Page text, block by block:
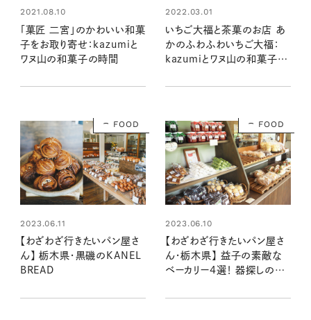
2021.08.10
「菓匠 二宮」のかわいい和菓
子をお取り寄せ：kazumiと
ワヌ山の和菓子の時間
2022.03.01
いちご大福と茶菓のお店 あ
かのふわふわいちご大福：
kazumiとワヌ山の和菓子の
FOOD
2023.06.11
【わざわざ行きたいパン屋さ
ん】 栃木県・黒磯のKANEL
BREAD
FOOD
2023.06.10
【わざわざ行きたいパン屋さ
ん・栃木県】 益子の素敵な
ベーカリー4選！ 器探しの途
店